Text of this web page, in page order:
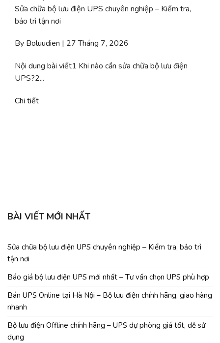
Sửa chữa bộ lưu điện UPS chuyên nghiệp – Kiểm tra,
bảo trì tận nơi
By Boluudien | 27 Tháng 7, 2026
Nội dung bài viết1 Khi nào cần sửa chữa bộ lưu điện
UPS?2...
Chi tiết
BÀI VIẾT MỚI NHẤT
Sửa chữa bộ lưu điện UPS chuyên nghiệp – Kiểm tra, bảo trì
tận nơi
Báo giá bộ lưu điện UPS mới nhất – Tư vấn chọn UPS phù hợp
Bán UPS Online tại Hà Nội – Bộ lưu điện chính hãng, giao hàng
nhanh
Bộ lưu điện Offline chính hãng – UPS dự phòng giá tốt, dễ sử
dụng